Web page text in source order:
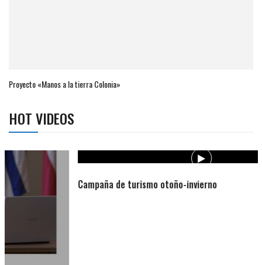
Proyecto «Manos a la tierra Colonia»
HOT VIDEOS
Campaña de turismo otoño-invierno